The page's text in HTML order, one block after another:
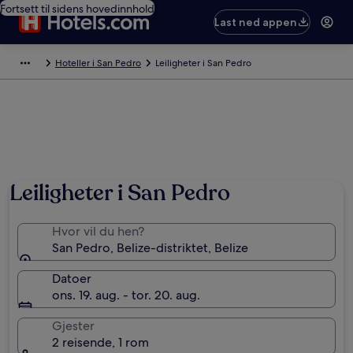
Fortsett til sidens hovedinnhold
Last ned appen
Hoteller i San Pedro Leiligheter i San Pedro
Leiligheter i San Pedro
Hvor vil du hen?
San Pedro, Belize-distriktet, Belize
Datoer
ons. 19. aug. - tor. 20. aug.
Gjester
2 reisende, 1 rom